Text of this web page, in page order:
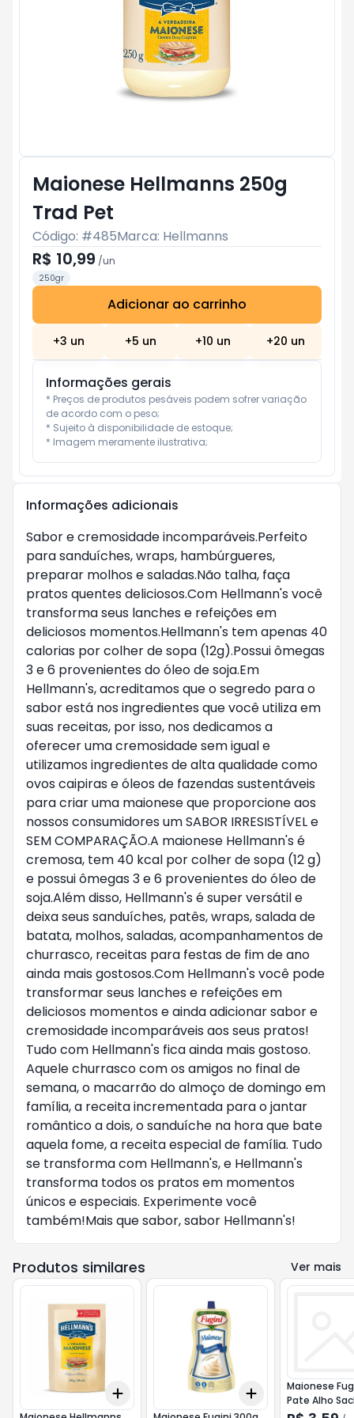
Maionese Hellmanns 250g
Trad Pet
Código: #485Marca: Hellmanns
R$ 10,99 /un
250gr
Adicionar ao carrinho
+3 un +5 un +10 un +20 un
Informações gerais
* Preços de produtos pesáveis podem sofrer variação
de acordo com o peso;
* Sujeito à disponibilidade de estoque;
* Imagem meramente ilustrativa;
Informações adicionais
Sabor e cremosidade incomparáveis.Perfeito
para sanduíches, wraps, hambúrgueres,
preparar molhos e saladas.Não talha, faça
pratos quentes deliciosos.Com Hellmann's você
transforma seus lanches e refeições em
deliciosos momentos.Hellmann's tem apenas 40
calorias por colher de sopa (12g).Possui ômegas
3 e 6 provenientes do óleo de soja.Em
Hellmann's, acreditamos que o segredo para o
sabor está nos ingredientes que você utiliza em
suas receitas, por isso, nos dedicamos a
oferecer uma cremosidade sem igual e
utilizamos ingredientes de alta qualidade como
ovos caipiras e óleos de fazendas sustentáveis
para criar uma maionese que proporcione aos
nossos consumidores um SABOR IRRESISTÍVEL e
SEM COMPARAÇÃO.A maionese Hellmann's é
cremosa, tem 40 kcal por colher de sopa (12 g)
e possui ômegas 3 e 6 provenientes do óleo de
soja.Além disso, Hellmann's é super versátil e
deixa seus sanduíches, patês, wraps, salada de
batata, molhos, saladas, acompanhamentos de
churrasco, receitas para festas de fim de ano
ainda mais gostosos.Com Hellmann's você pode
transformar seus lanches e refeições em
deliciosos momentos e ainda adicionar sabor e
cremosidade incomparáveis aos seus pratos!
Tudo com Hellmann's fica ainda mais gostoso.
Aquele churrasco com os amigos no final de
semana, o macarrão do almoço de domingo em
família, a receita incrementada para o jantar
romântico a dois, o sanduíche na hora que bate
aquela fome, a receita especial de família. Tudo
se transforma com Hellmann's, e Hellmann's
transforma todos os pratos em momentos
únicos e especiais. Experimente você
também!Mais que sabor, sabor Hellmann's!
Produtos similares Ver mais
+10
Add +5 + 10
Add
Maionese
Pate Alho
Fugini